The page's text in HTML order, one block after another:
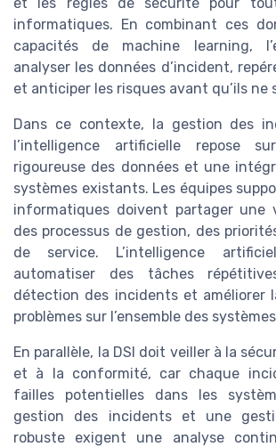
informatiques. En combinant ces
capacités de machine learning,
analyser les données d’incident,
et anticiper les risques avant qu’ils ne
Dans ce contexte, la gestion des
l’intelligence artificielle repose
rigoureuse des données et une
systèmes existants. Les équipes
informatiques doivent partager une
des processus de gestion, des
de service. L’intelligence
automatiser des tâches
détection des incidents et améliorer
problèmes sur l’ensemble des
En parallèle, la DSI doit veiller à la
et à la conformité, car chaque
failles potentielles dans les
gestion des incidents et une
robuste exigent une analyse